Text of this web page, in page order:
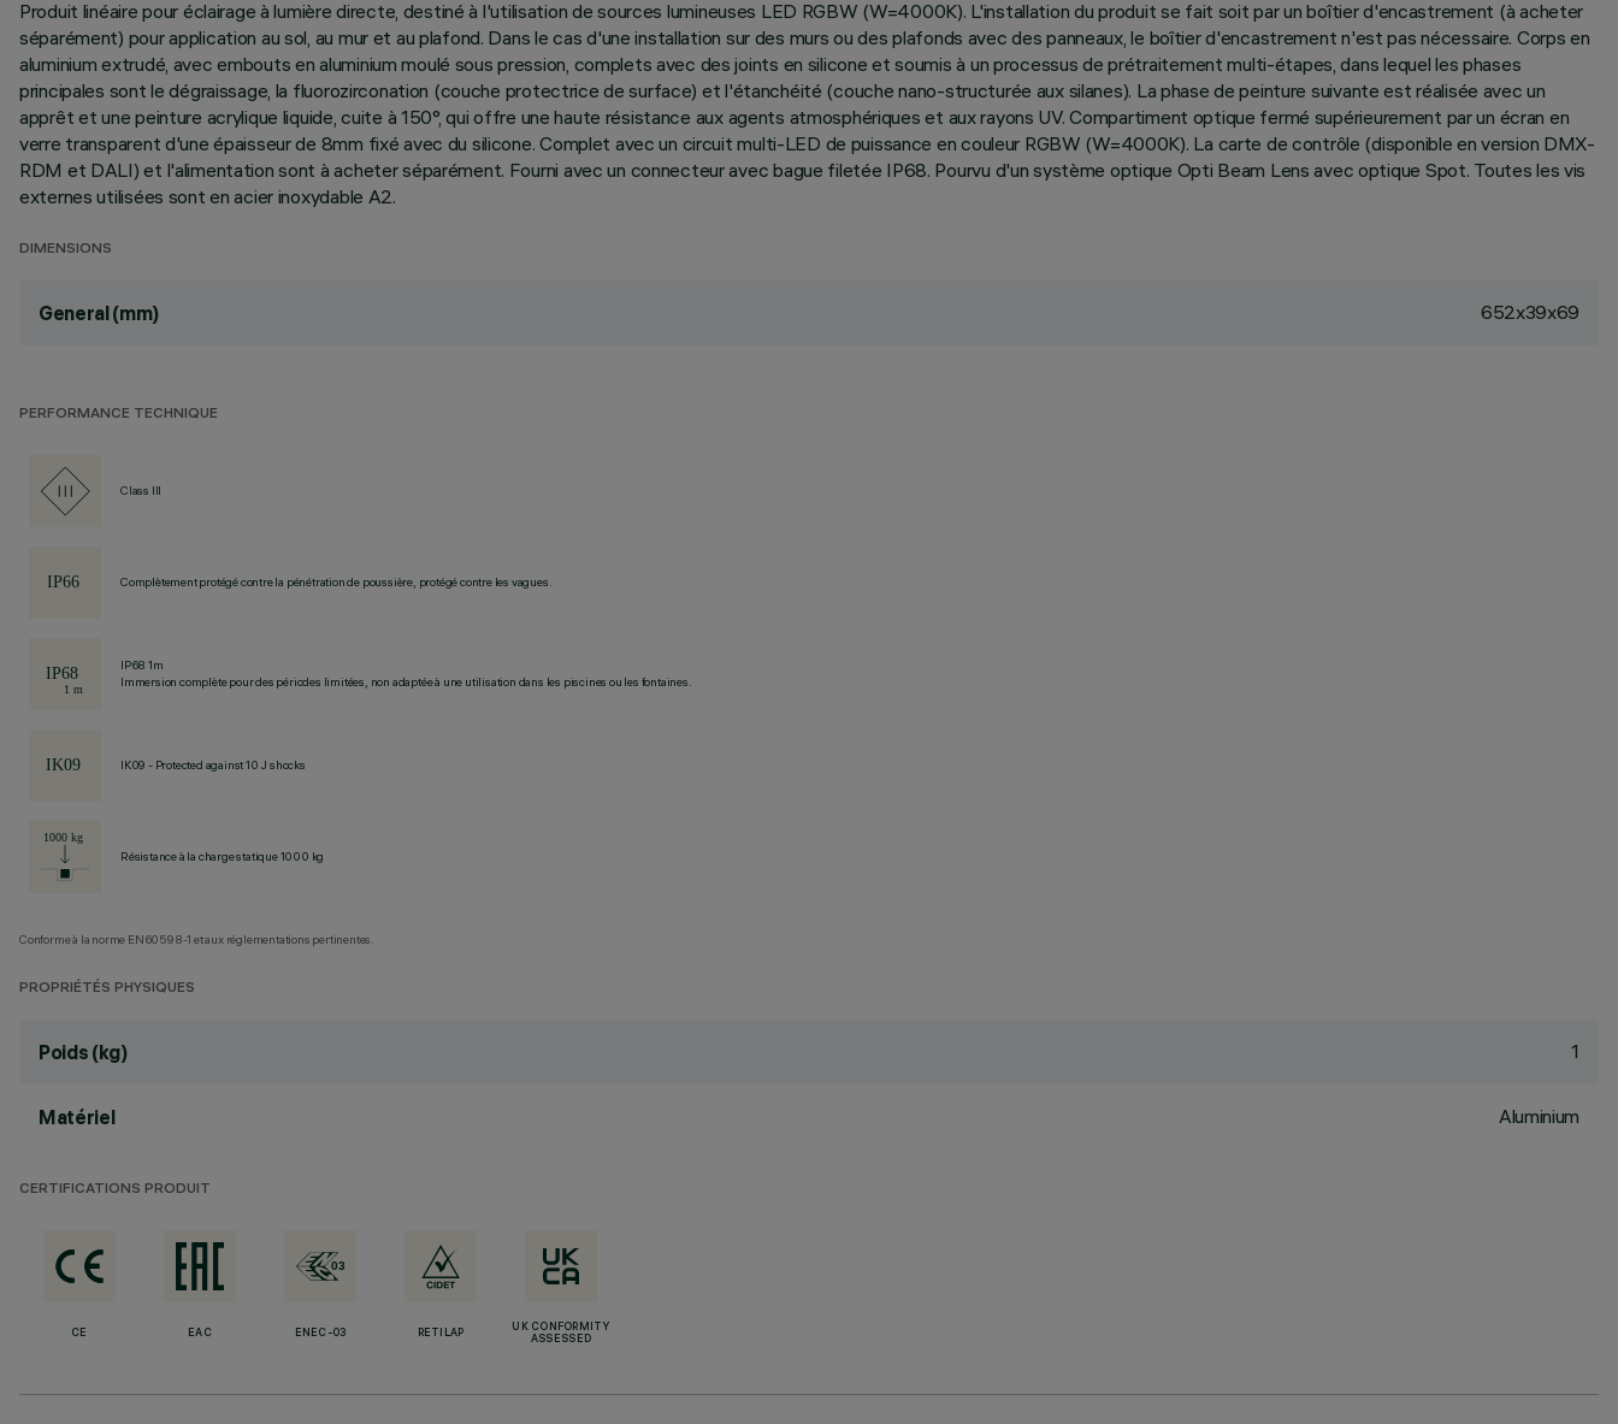
Produit linéaire pour éclairage à lumière directe, destiné à l'utilisation de sources lumineuses LED RGBW (W=4000K). L'installation du produit se fait soit par un boîtier d'encastrement (à acheter
séparément) pour application au sol, au mur et au plafond. Dans le cas d'une installation sur des murs ou des plafonds avec des panneaux, le boîtier d'encastrement n'est pas nécessaire. Corps en
aluminium extrudé, avec embouts en aluminium moulé sous pression, complets avec des joints en silicone et soumis à un processus de prétraitement multi-étapes, dans lequel les phases
principales sont le dégraissage, la fluorozirconation (couche protectrice de surface) et l'étanchéité (couche nano-structurée aux silanes). La phase de peinture suivante est réalisée avec un
apprêt et une peinture acrylique liquide, cuite à 150°, qui offre une haute résistance aux agents atmosphériques et aux rayons UV. Compartiment optique fermé supérieurement par un écran en
verre transparent d'une épaisseur de 8mm fixé avec du silicone. Complet avec un circuit multi-LED de puissance en couleur RGBW (W=4000K). La carte de contrôle (disponible en version DMX-
RDM et DALI) et l'alimentation sont à acheter séparément. Fourni avec un connecteur avec bague filetée IP68. Pourvu d'un système optique Opti Beam Lens avec optique Spot. Toutes les vis
externes utilisées sont en acier inoxydable A2.
DIMENSIONS
General (mm) 652x39x69
PERFORMANCE TECHNIQUE
Class III
Complètement protégé contre la pénétration de poussière, protégé contre les vagues.
IP68 1m
Immersion complète pour des périodes limitées, non adaptée à une utilisation dans les piscines ou les fontaines.
IK09 - Protected against 10 J shocks
Résistance à la charge statique 1000 kg
Conforme à la norme EN60598-1 et aux réglementations pertinentes.
PROPRIÉTÉS PHYSIQUES
Poids (kg) 1
Matériel Aluminium
CERTIFICATIONS PRODUIT
CE EAC ENEC-03 RETILAP
UK CONFORMITY
ASSESSED